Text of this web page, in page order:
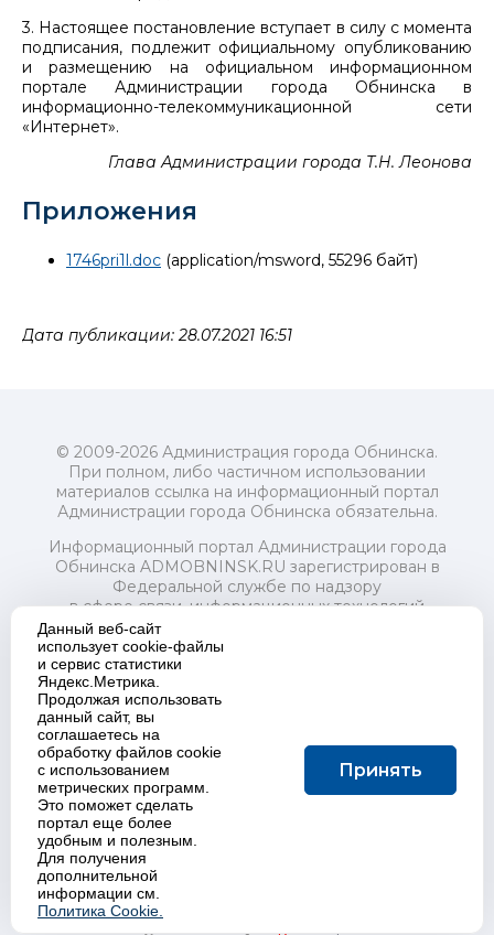
3. Настоящее постановление вступает в силу с момента
подписания, подлежит официальному опубликованию
и размещению на официальном информационном
портале Администрации города Обнинска в
информационно-телекоммуникационной сети
«Интернет».
Глава Администрации города Т.Н. Леонова
Приложения
1746pri1l.doc (application/msword, 55296 байт)
Дата публикации: 28.07.2021 16:51
© 2009-2026 Администрация города Обнинска.
При полном, либо частичном использовании
материалов ссылка на информационный портал
Администрации города Обнинска обязательна.
Информационный портал Администрации города
Обнинска ADMOBNINSK.RU зарегистрирован в
Федеральной службе по надзору
в сфере связи, информационных технологий
и массовых коммуникаций (Роскомнадзор) 24 июля
2018 года.
Свидетельство о регистрации Эл № ФС77-73321
Учредитель: Администрация (исполнительно-
распорядительный орган) городского округа "Город
Обнинск". Главный редактор: Байкова Е.А.
Адрес электронной почты Редакции:
redactor@admobninsk.ru
Телефон Редакции: +7 (484) 395-85-85
Настоящий ресурс содержит материалы 18+
Политика в отношении обработки персональных
Данный веб-сайт
использует cookie-файлы
и сервис статистики
Яндекс.Метрика.
Продолжая использовать
данный сайт, вы
соглашаетесь на
обработку файлов cookie
с использованием
метрических программ.
Это поможет сделать
портал еще более
удобным и полезным.
Для получения
дополнительной
информации см.
Политика Cookie.
Принять